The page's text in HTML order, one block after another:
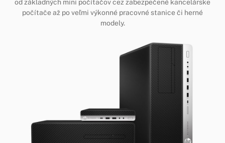
od základných mini počítačov cez zabezpečené kancelárske
počítače až po veľmi výkonné pracovné stanice či herné
modely.